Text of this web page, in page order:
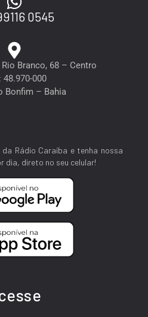
0545
Branco, 68 – Centro
48.970-000
Bonfim – Bahia
Rádio Caraíba e tenha nossa
dia, direto no seu celular!